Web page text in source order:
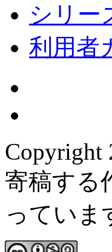
シリー
利用者
Copyright
寄稿する
っていま